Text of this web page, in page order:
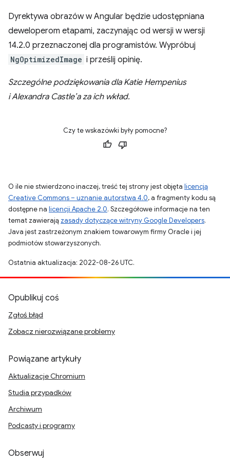
Dyrektywa obrazów w Angular będzie udostępniana
deweloperom etapami, zaczynając od wersji w wersji
14.2.0 przeznaczonej dla programistów. Wypróbuj
NgOptimizedImage i prześlij opinię.
Szczególne podziękowania dla Katie Hempenius
i Alexandra Castle’a za ich wkład.
Czy te wskazówki były pomocne?
O ile nie stwierdzono inaczej, treść tej strony jest objęta licencją
Creative Commons – uznanie autorstwa 4.0, a fragmenty kodu są
dostępne na licencji Apache 2.0. Szczegółowe informacje na ten
temat zawierają zasady dotyczące witryny Google Developers.
Java jest zastrzeżonym znakiem towarowym firmy Oracle i jej
podmiotów stowarzyszonych.
Ostatnia aktualizacja: 2022-08-26 UTC.
Opublikuj coś
Zgłoś błąd
Zobacz nierozwiązane problemy
Powiązane artykuły
Aktualizacje Chromium
Studia przypadków
Archiwum
Podcasty i programy
Obserwuj